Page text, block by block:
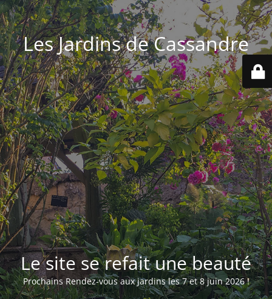
Les Jardins de Cassandre
Le site se refait une beauté
Prochains Rendez-vous aux jardins les 7 et 8 juin 2026 !